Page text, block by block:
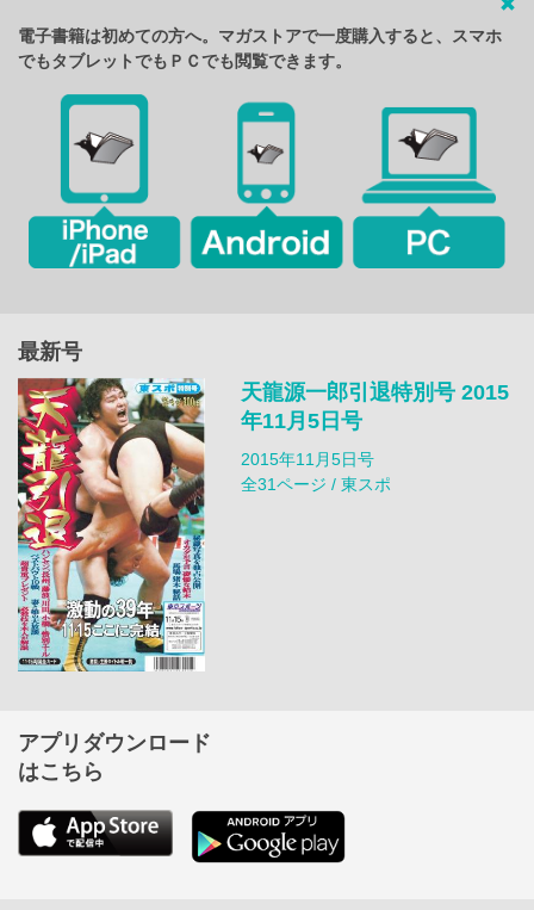
電子書籍は初めての方へ。マガストアで一度購入すると、スマホ
でもタブレットでもＰＣでも閲覧できます。
最新号
天龍源一郎引退特別号 2015
年11月5日号
2015年11月5日号
全31ページ / 東スポ
アプリダウンロード
はこちら